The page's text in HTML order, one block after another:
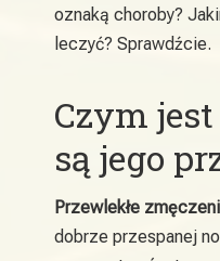
oznaką choroby?
leczyć? Sprawdźcie.
Czym
są jego
Przewlekłe
dobrze przespanej